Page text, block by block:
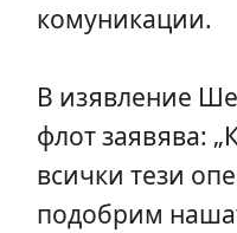
комуникации.
В изявление
флот заявява:
всички тези
подобрим